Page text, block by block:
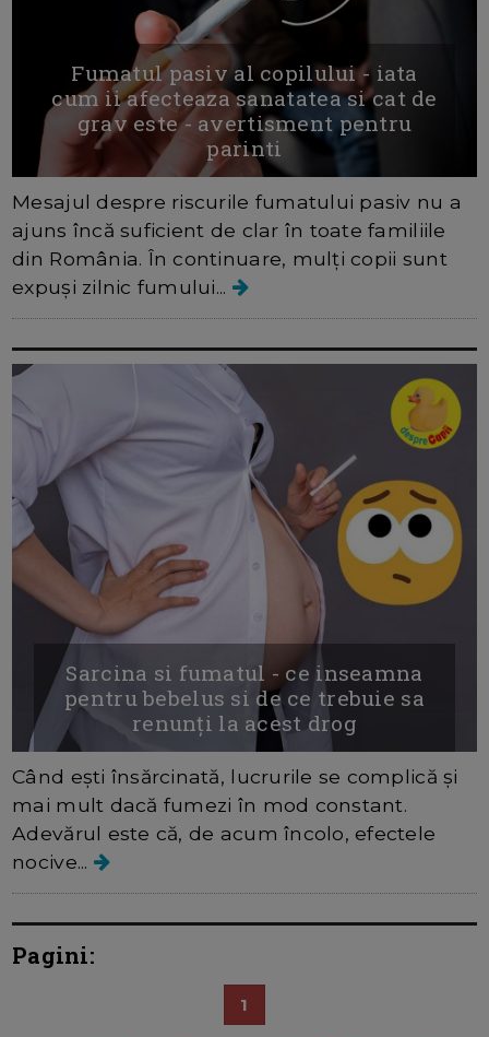
Fumatul pasiv al copilului - iata
cum ii afecteaza sanatatea si cat de
grav este - avertisment pentru
parinti
Mesajul despre riscurile fumatului pasiv nu a
ajuns încă suficient de clar în toate familiile
din România. În continuare, mulți copii sunt
expuși zilnic fumului...
Sarcina si fumatul - ce inseamna
pentru bebelus si de ce trebuie sa
renunți la acest drog
Când ești însărcinată, lucrurile se complică și
mai mult dacă fumezi în mod constant.
Adevărul este că, de acum încolo, efectele
nocive...
Pagini:
1